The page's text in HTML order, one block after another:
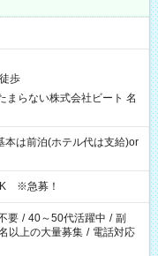
歩
まらない株式会社ビート 名
は前泊(ホテル代は支給)or
※急募！
要 / 40～50代活躍中 / 副
以上の大量募集 / 電話対応